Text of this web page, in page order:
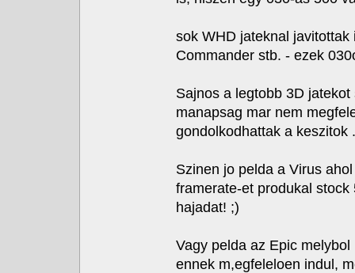
sok WHD jateknal
Commander stb. - ezek
Sajnos a legtobb 3D
manapsag mar nem
gondolkodhattak a keszitok
Szinen jo pelda a Virus
framerate-et produkal
hajadat! ;)
Vagy pelda az Epic
ennek m,egfeleloen indul,